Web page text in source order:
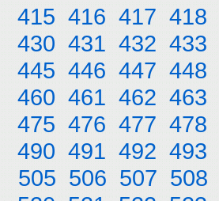
415 416 417 418
430 431 432 433
445 446 447 448
460 461 462 463
475 476 477 478
490 491 492 493
505 506 507 508